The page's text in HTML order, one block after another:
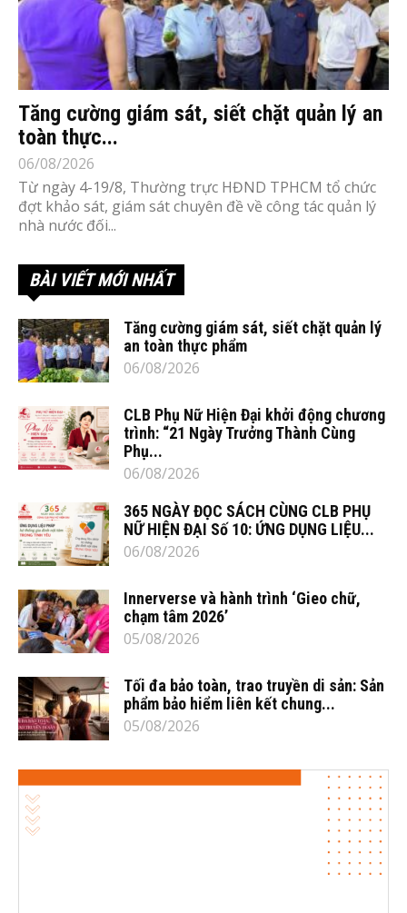
Tăng cường giám sát, siết chặt quản lý an
toàn thực...
06/08/2026
Từ ngày 4-19/8, Thường trực HĐND TPHCM tổ chức
đợt khảo sát, giám sát chuyên đề về công tác quản lý
nhà nước đối...
BÀI VIẾT MỚI NHẤT
Tăng cường giám sát, siết chặt quản lý
an toàn thực phẩm
06/08/2026
CLB Phụ Nữ Hiện Đại khởi động chương
trình: “21 Ngày Trưởng Thành Cùng
Phụ...
06/08/2026
365 NGÀY ĐỌC SÁCH CÙNG CLB PHỤ
NỮ HIỆN ĐẠI Số 10: ỨNG DỤNG LIỆU...
06/08/2026
Innerverse và hành trình ‘Gieo chữ,
chạm tâm 2026’
05/08/2026
Tối đa bảo toàn, trao truyền di sản: Sản
phẩm bảo hiểm liên kết chung...
05/08/2026